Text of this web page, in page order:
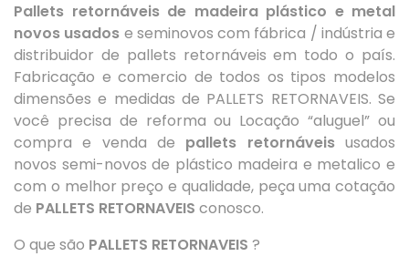
Pallets retornáveis de madeira plástico e metal
novos usados e seminovos com fábrica / indústria e
distribuidor de pallets retornáveis em todo o país.
Fabricação e comercio de todos os tipos modelos
dimensões e medidas de PALLETS RETORNAVEIS. Se
você precisa de reforma ou Locação “aluguel” ou
compra e venda de pallets retornáveisusados
novos semi-novos de plástico madeira e metalico e
com o melhor preço e qualidade, peça uma cotação
de PALLETS RETORNAVEIS conosco.
O que são PALLETS RETORNAVEIS ?